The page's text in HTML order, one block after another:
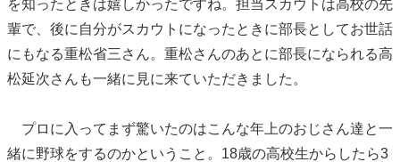
を知ったときは嬉しかったですね。担当スカウトは高校の先
輩で、後に自分がスカウトになったときに部長としてお世話
にもなる重松省三さん。重松さんのあとに部長になられる高
松延次さんも一緒に見に来ていただきました。
プロに入ってまず驚いたのはこんな年上のおじさん達と一
緒に野球をするのかということ。18歳の高校生からしたら3